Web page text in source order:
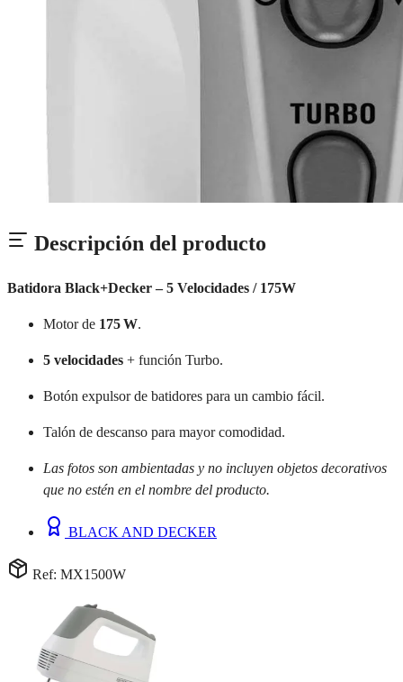
Descripción del producto
Batidora Black+Decker – 5 Velocidades / 175W
Motor de 175 W.
5 velocidades + función Turbo.
Botón expulsor de batidores para un cambio fácil.
Talón de descanso para mayor comodidad.
Las fotos son ambientadas y no incluyen objetos decorativos
que no estén en el nombre del producto.
BLACK AND DECKER
Ref: MX1500W